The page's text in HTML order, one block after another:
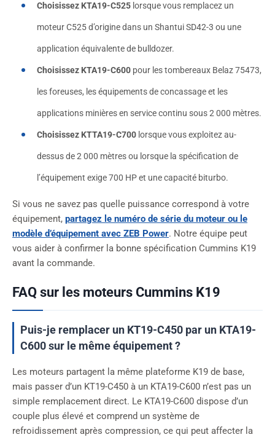
Choisissez KTA19-C525 lorsque vous remplacez un
moteur C525 d’origine dans un Shantui SD42-3 ou une
application équivalente de bulldozer.
Choisissez KTA19-C600 pour les tombereaux Belaz 75473,
les foreuses, les équipements de concassage et les
applications minières en service continu sous 2 000 mètres.
Choisissez KTTA19-C700 lorsque vous exploitez au-
dessus de 2 000 mètres ou lorsque la spécification de
l’équipement exige 700 HP et une capacité biturbo.
Si vous ne savez pas quelle puissance correspond à votre
équipement, partagez le numéro de série du moteur ou le
modèle d’équipement avec ZEB Power. Notre équipe peut
vous aider à confirmer la bonne spécification Cummins K19
avant la commande.
FAQ sur les moteurs Cummins K19
Puis-je remplacer un KT19-C450 par un KTA19-
C600 sur le même équipement ?
Les moteurs partagent la même plateforme K19 de base,
mais passer d’un KT19-C450 à un KTA19-C600 n’est pas un
simple remplacement direct. Le KTA19-C600 dispose d’un
couple plus élevé et comprend un système de
refroidissement après compression, ce qui peut affecter la